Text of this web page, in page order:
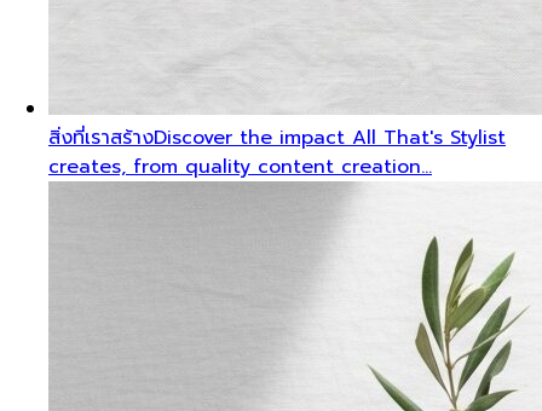
สิ่งที่เราสร้างDiscover the impact All That's Stylist
creates, from quality content creation…